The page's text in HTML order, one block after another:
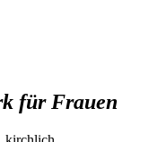
für Frauen